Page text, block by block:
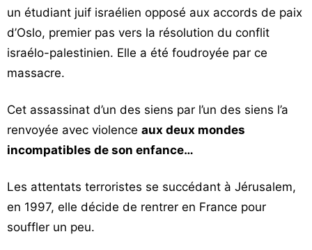
un étudiant juif israélien opposé aux accords de paix
d’Oslo, premier pas vers la résolution du conflit
israélo-palestinien. Elle a été foudroyée par ce
massacre.
Cet assassinat d’un des siens par l’un des siens l’a
renvoyée avec violence aux deux mondes
incompatibles de son enfance…
Les attentats terroristes se succédant à Jérusalem,
en 1997, elle décide de rentrer en France pour
souffler un peu.